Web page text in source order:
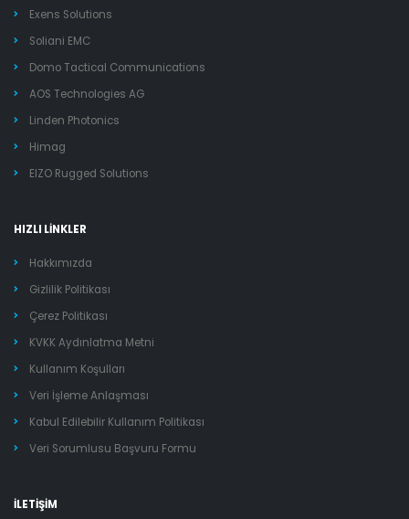
Exens Solutions
Soliani EMC
Domo Tactical Communications
AOS Technologies AG
Linden Photonics
Himag
EIZO Rugged Solutions
HIZLI LİNKLER
Hakkımızda
Gizlilik Politikası
Çerez Politikası
KVKK Aydınlatma Metni
Kullanım Koşulları
Veri İşleme Anlaşması
Kabul Edilebilir Kullanım Politikası
Veri Sorumlusu Başvuru Formu
İLETİŞİM